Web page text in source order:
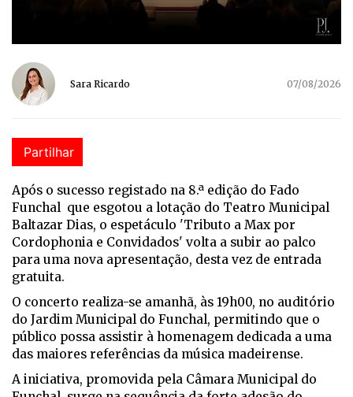
Sara Ricardo 07/08/2026
Partilhar
Após o sucesso registado na 8.ª edição do Fado
Funchal que esgotou a lotação do Teatro Municipal
Baltazar Dias, o espetáculo 'Tributo a Max por
Cordophonia e Convidados' volta a subir ao palco
para uma nova apresentação, desta vez de entrada
gratuita.
O concerto realiza-se amanhã, às 19h00, no auditório
do Jardim Municipal do Funchal, permitindo que o
público possa assistir à homenagem dedicada a uma
das maiores referências da música madeirense.
A iniciativa, promovida pela Câmara Municipal do